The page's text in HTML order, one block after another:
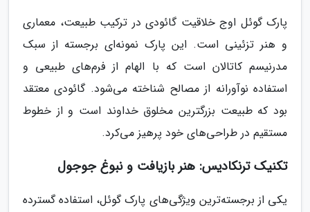
پارک گوئل اوج خلاقیت گائودی در ترکیب طبیعت، معماری
و هنر تزئینی است. این پارک نمونه‌ای برجسته از سبک
مدرنیسم کاتالان است که با الهام از فرم‌های طبیعی و
استفاده نوآورانه از مصالح شناخته می‌شود. گائودی معتقد
بود که طبیعت بزرگترین مخلوق خداوند است و از خطوط
مستقیم در طراحی‌های خود پرهیز می‌کرد.
تکنیک ترنکادیس: هنر بازیافت و نبوغ جوجول
یکی از برجسته‌ترین ویژگی‌های پارک گوئل، استفاده گسترده